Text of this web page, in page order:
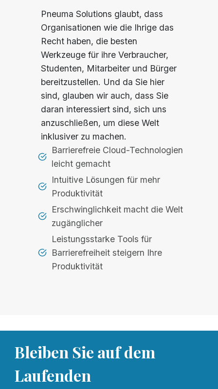
Pneuma Solutions glaubt, dass
Organisationen wie die Ihrige das
Recht haben, die besten
Werkzeuge für ihre Verbraucher,
Studenten, Mitarbeiter und Bürger
bereitzustellen. Und da Sie hier
sind, glauben wir auch, dass Sie
daran interessiert sind, sich uns
anzuschließen, um diese Welt
inklusiver zu machen.
Barrierefreie Cloud-Technologien
leicht gemacht
Intuitive Lösungen für mehr
Produktivität
Erschwinglichkeit macht die Welt
zugänglicher
Leistungsstarke Tools für
Barrierefreiheit steigern Ihre
Produktivität
Bleiben Sie auf dem
Laufenden